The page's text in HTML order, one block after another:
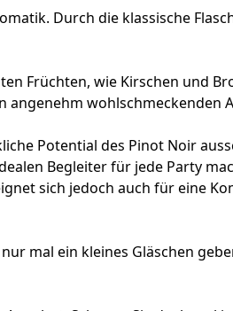
Durch die klassische
Früchten, wie Kirschen und
wohlschmeckenden
Potential des Pinot Noir
Begleiter für jede Party
sich jedoch auch für eine
mal ein kleines Gläschen